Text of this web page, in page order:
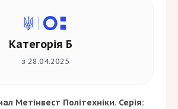
Метінвест Політехніки. Серія:
Категорія Б
з 28.04.2025